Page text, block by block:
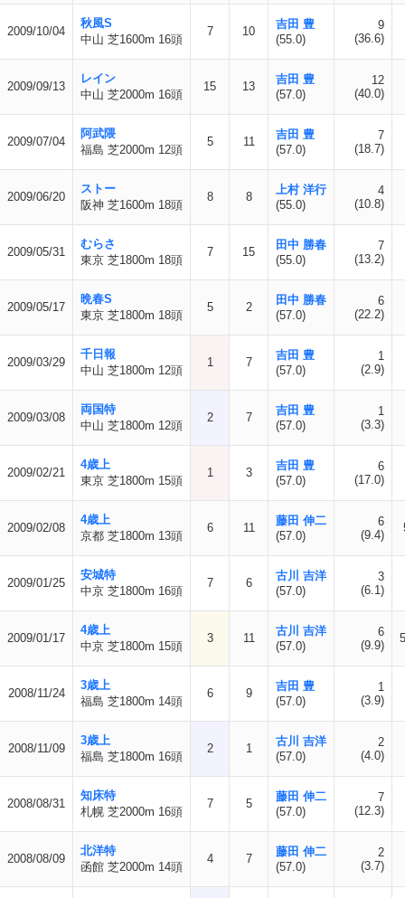
2009/10/04
秋風S
中山 芝1600m 16頭
7 10
吉田 豊
(55.0)
9
(36.6)
2009/09/13
レイン
中山 芝2000m 16頭
15 13
吉田 豊
(57.0)
12
(40.0)
2009/07/04
阿武隈
福島 芝2000m 12頭
5 11
吉田 豊
(57.0)
7
(18.7)
2009/06/20
ストー
阪神 芝1600m 18頭
8 8
上村 洋行
(55.0)
4
(10.8)
2009/05/31
むらさ
東京 芝1800m 18頭
7 15
田中 勝春
(55.0)
7
(13.2)
2009/05/17
晩春S
東京 芝1800m 18頭
5 2
田中 勝春
(57.0)
6
(22.2)
2009/03/29
千日報
中山 芝1800m 12頭
1 7
吉田 豊
(57.0)
1
(2.9)
2009/03/08
両国特
中山 芝1800m 12頭
2 7
吉田 豊
(57.0)
1
(3.3)
2009/02/21
4歳上
東京 芝1800m 15頭
1 3
吉田 豊
(57.0)
6
(17.0)
2009/02/08
4歳上
京都 芝1800m 13頭
6 11
藤田 伸二
(57.0)
6
(9.4)
2009/01/25
安城特
中京 芝1800m 16頭
7 6
古川 吉洋
(57.0)
3
(6.1)
2009/01/17
4歳上
中京 芝1800m 15頭
3 11
古川 吉洋
(57.0)
6
(9.9)
2008/11/24
3歳上
福島 芝1800m 14頭
6 9
吉田 豊
(57.0)
1
(3.9)
2008/11/09
3歳上
福島 芝1800m 16頭
2 1
古川 吉洋
(57.0)
2
(4.0)
2008/08/31
知床特
札幌 芝2000m 16頭
7 5
藤田 伸二
(57.0)
7
(12.3)
2008/08/09
北洋特
函館 芝2000m 14頭
4 7
藤田 伸二
(57.0)
2
(3.7)